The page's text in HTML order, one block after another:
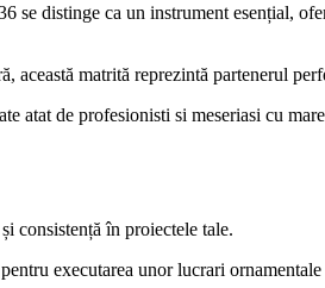
distinge ca un instrument esențial,
matrită reprezintă partenerul
de profesionisti si meseriasi cu
consistență în proiectele tale.
executarea unor lucrari